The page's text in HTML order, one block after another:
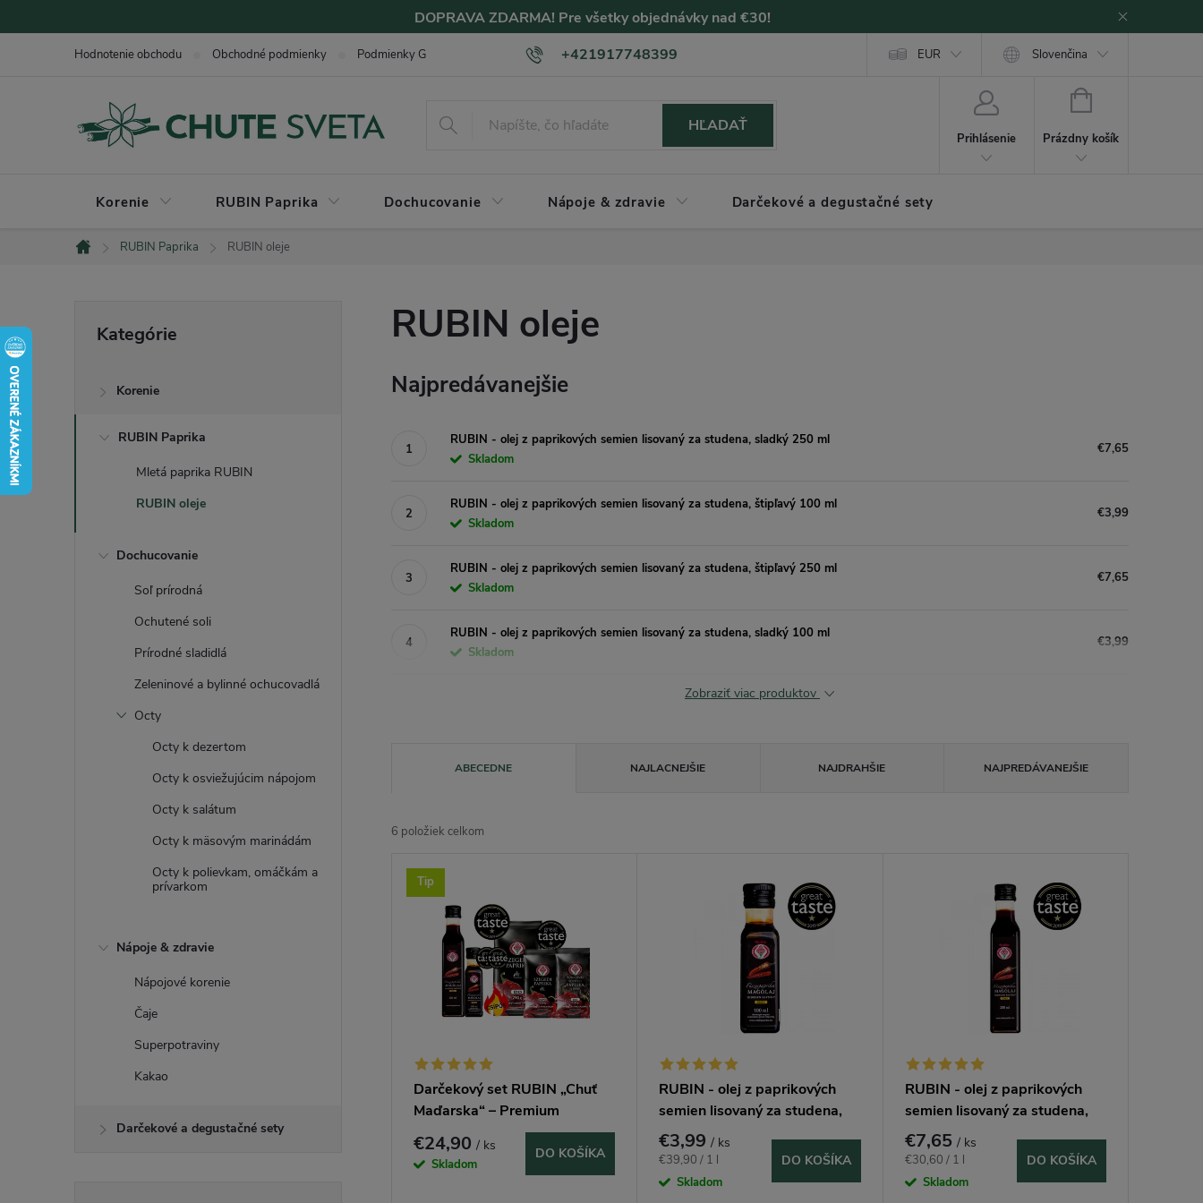
na
DOPRAVA ZDARMA! Pre všetky objednávky nad €30!
+421917748399
Hodnotenie obchodu Obchodné podmienky Podmienky GDPR Hodnotenie SLEVOMAT Hodnotenie ZLAVOMAT EUR Slovenčina
HĽADAŤ
Prihlásenie
Prázdny košík
Korenie RUBIN Paprika Dochucovanie Nápoje & zdravie Darčekové a degustačné sety
Domov
RUBIN Paprika RUBIN oleje
č
p
kategórie
Kategórie
Korenie
RUBIN Paprika
Mletá paprika RUBIN
RUBIN oleje
Dochucovanie
Soľ prírodná
Ochutené soli
Prírodné sladidlá
Zeleninové a bylinné ochucovadlá
Octy
Octy k dezertom
Octy k osviežujúcim nápojom
Octy k salátum
Octy k mäsovým marinádám
Octy k polievkam, omáčkám a
prívarkom
Nápoje & zdravie
Nápojové korenie
Čaje
Superpotraviny
Kakao
Darčekové a degustačné sety
RUBIN oleje
Najpredávanejšie
RUBIN - olej z paprikových semien lisovaný za studena, sladký 250 ml
Skladom
€7,65
RUBIN - olej z paprikových semien lisovaný za studena, štipľavý 100 ml
Skladom
€3,99
RUBIN - olej z paprikových semien lisovaný za studena, štipľavý 250 ml
Skladom
€7,65
RUBIN - olej z paprikových semien lisovaný za studena, sladký 100 ml
Skladom
€3,99
Zobraziť viac produktov
d
e
ABECEDNE NAJLACNEJŠIE NAJDRAHŠIE NAJPREDÁVANEJŠIE
6 položiek celkom
VTip
Darčekový set RUBIN „Chuť
Maďarska“ – Premium
€24,90 / ks
Skladom
DO KOŠÍKA
RUBIN - olej z paprikových
semien lisovaný za studena,
sladký 100 ml
€3,99/ ks
Jednotková
cena:
€39,90 / 1 l
Skladom
DO KOŠÍKA
RUBIN - olej z paprikových
semien lisovaný za studena,
sladký 250 ml
€7,65 / ks
Jednotková
cena:
€30,60 / 1 l
Skladom
DO KOŠÍKA